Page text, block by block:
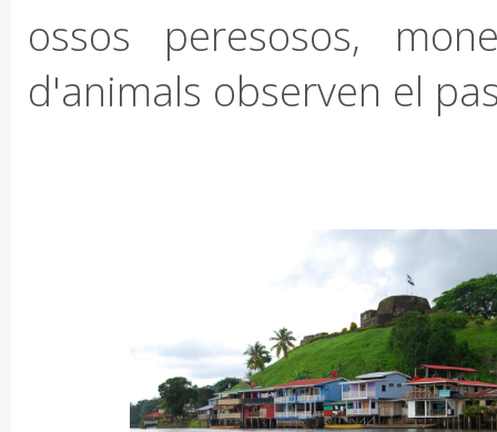
ossos peresosos,
d'animals observen el